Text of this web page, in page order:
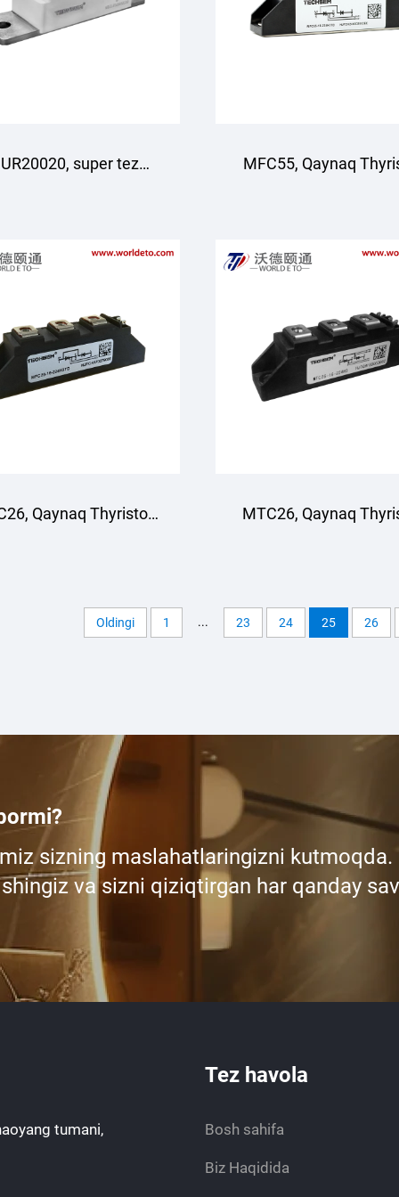
super tez
TECHSEM
MFC55, Qaynaq
sovutish
Qaynaq Thyristor MTC26, Qaynaq
Oldingi 1 ... 23 24 25 26
sizning maslahatlaringizni kutmoqda.
va sizni qiziqtirgan har qanday
tumani,
Tez havola
Bosh sahifa
Biz Haqidida